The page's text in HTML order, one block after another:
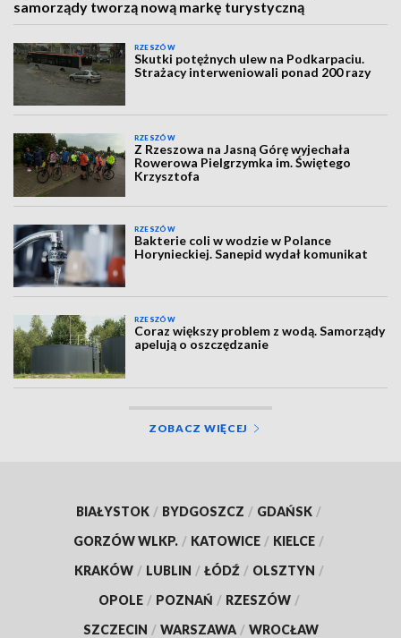
samorządy tworzą nową markę turystyczną
RZESZÓW
Skutki potężnych ulew na Podkarpaciu.
Strażacy interweniowali ponad 200 razy
RZESZÓW
Z Rzeszowa na Jasną Górę wyjechała
Rowerowa Pielgrzymka im. Świętego
Krzysztofa
RZESZÓW
Bakterie coli w wodzie w Polance
Horynieckiej. Sanepid wydał komunikat
RZESZÓW
Coraz większy problem z wodą. Samorządy
apelują o oszczędzanie
ZOBACZ WIĘCEJ
BIAŁYSTOK / BYDGOSZCZ / GDAŃSK /
GORZÓW WLKP. / KATOWICE / KIELCE /
KRAKÓW / LUBLIN / ŁÓDŹ / OLSZTYN /
OPOLE / POZNAŃ / RZESZÓW /
SZCZECIN / WARSZAWA / WROCŁAW